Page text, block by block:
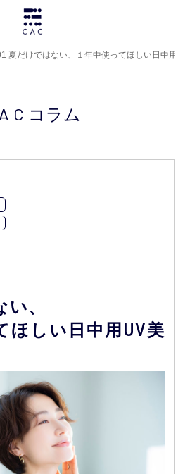
夏だけではない、１年中使ってほしい日中用
コラム
、
ほしい日中用UV美